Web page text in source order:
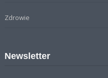
Zdrowie
Newsletter